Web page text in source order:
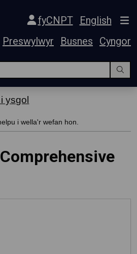
fyCNPT
English
Preswylwyr
Busnes Cyngor
ysgol
i wella'r wefan hon.